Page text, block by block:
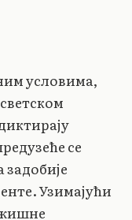
условима,
се
Узимајући